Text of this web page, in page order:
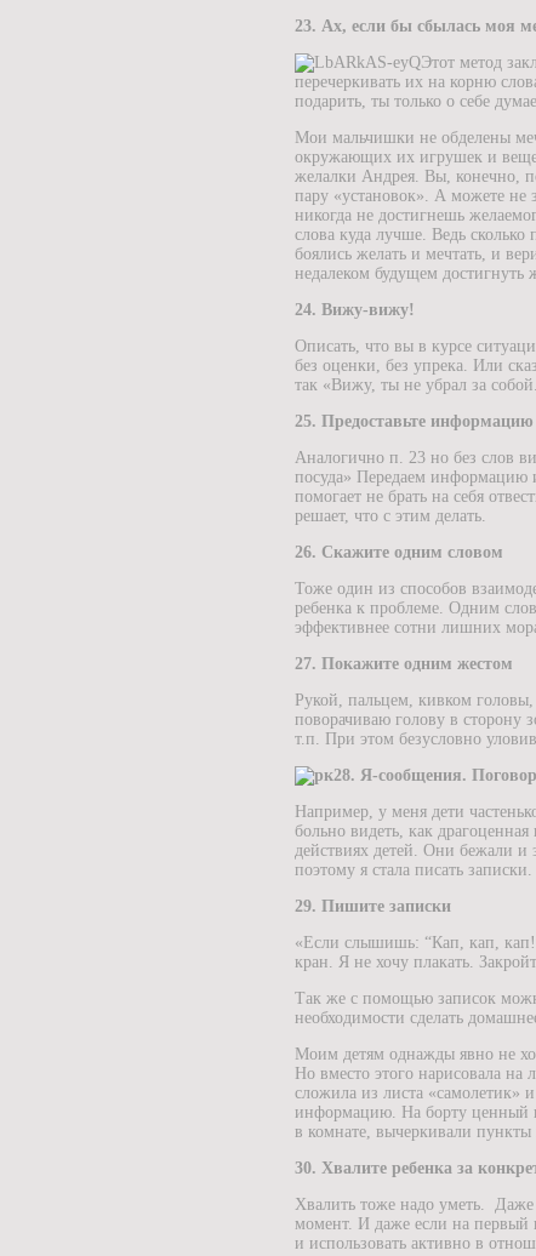
23. Ах, если бы сбылась моя
Этот метод
перечеркивать их на корню
подарить, ты только о себе
Мои мальчишки не обделены
окружающих их игрушек и
желалки Андрея. Вы, конечно,
пару «установок». А можете не
никогда не достигнешь
слова куда лучше. Ведь
боялись желать и мечтать, и
недалеком будущем
24. Вижу-вижу!
Описать, что вы в курсе
без оценки, без упрека. Или
так «Вижу, ты не убрал за
25. Предоставьте информацию
Аналогично п. 23 но без слов
посуда» Передаем информацию
помогает не брать на себя
решает, что с этим делать.
26. Скажите одним словом
Тоже один из способов
ребенка к проблеме. Одним
эффективнее сотни лишних
27. Покажите одним жестом
Рукой, пальцем, кивком
поворачиваю голову в сторону
т.п. При этом безусловно уловив
28. Я-сообщения.
Например, у меня дети
больно видеть, как
действиях детей. Они бежали и
поэтому я стала писать записки.
29. Пишите записки
«Если слышишь: “Кап, кап,
кран. Я не хочу плакать.
Так же с помощью записок
необходимости сделать
Моим детям однажды явно не
Но вместо этого нарисовала
сложила из листа «самолетик»
информацию. На борту ценный
в комнате, вычеркивали
30. Хвалите ребенка за
Хвалить тоже надо уметь. Даже
момент. И даже если на первый
и использовать активно в